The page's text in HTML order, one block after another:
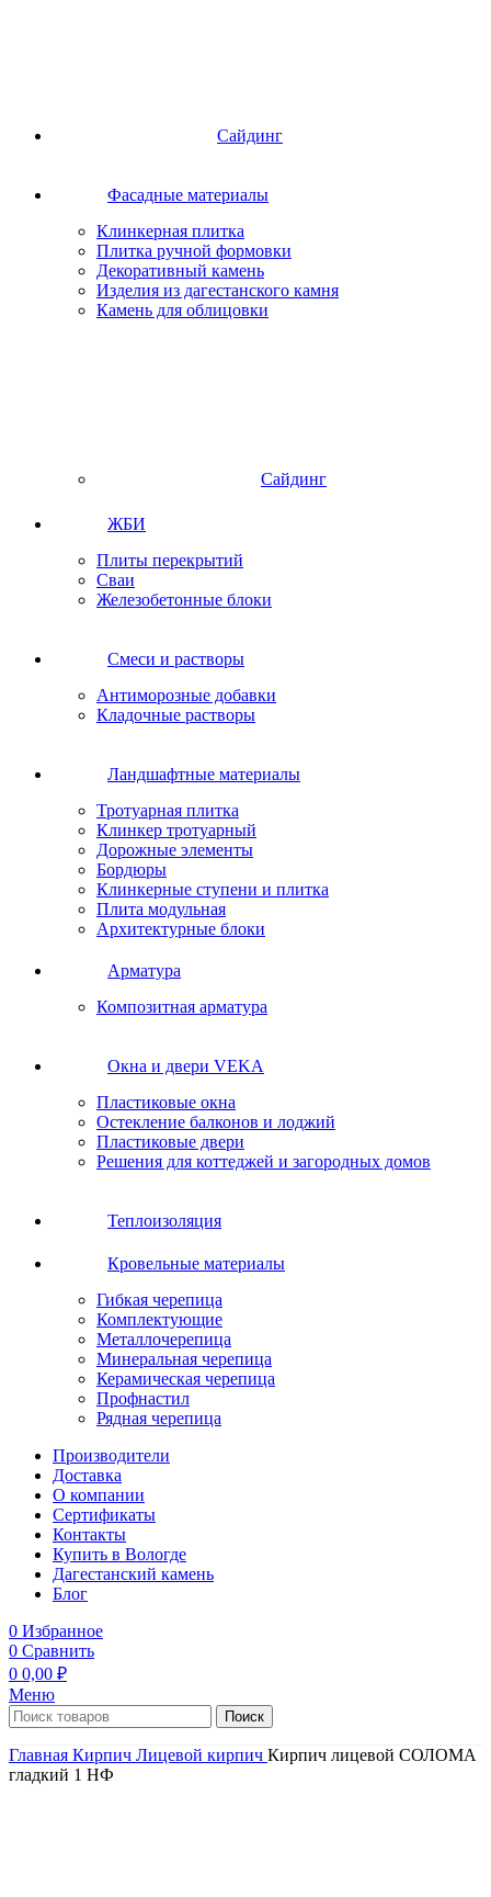
Сайдинг
Фасадные материалы
Клинкерная плитка
Плитка ручной формовки
Декоративный камень
Изделия из дагестанского камня
Камень для облицовки
Сайдинг
ЖБИ
Плиты перекрытий
Сваи
Железобетонные блоки
Cмеси и растворы
Антиморозные добавки
Кладочные растворы
Ландшафтные материалы
Тротуарная плитка
Клинкер тротуарный
Дорожные элементы
Бордюры
Клинкерные ступени и плитка
Плита модульная
Архитектурные блоки
Арматура
Композитная арматура
Окна и двери VEKA
Пластиковые окна
Остекление балконов и лоджий
Пластиковые двери
Решения для коттеджей и загородных домов
Теплоизоляция
Кровельные материалы
Гибкая черепица
Комплектующие
Металлочерепица
Минеральная черепица
Керамическая черепица
Профнастил
Рядная черепица
Производители
Доставка
О компании
Сертификаты
Контакты
Купить в Вологде
Дагестанский камень
Блог
0 Избранное
0 Сравнить
0 0,00 ₽
Меню
Поиск
Главная Кирпич Лицевой кирпич Кирпич лицевой СОЛОМА
гладкий 1 НФ